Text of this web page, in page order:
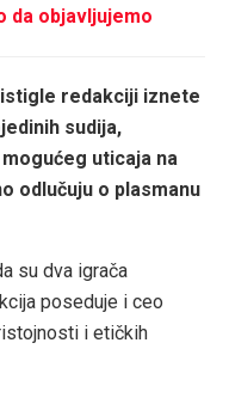
da objavljujemo
redakciji iznete
sudija,
uticaja na
odlučuju o plasmanu
su dva igrača
poseduje i ceo
i etičkih